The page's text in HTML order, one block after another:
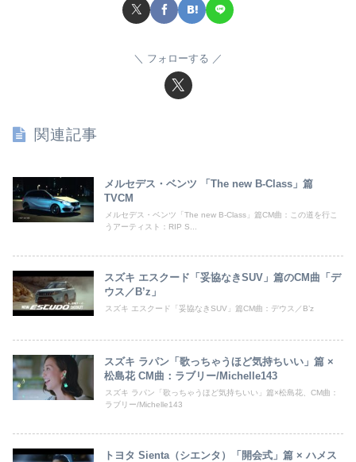
フォローする
関連記事
メルセデス・ベンツ 「The new B-Class」篇
TVCM
メルセデス・ベンツ「The new B-Class」篇CM曲：この道を行こ
うアーティスト：RIP S...
スズキ エスクード「妥協なきSUV」篇のCM曲「デ
ウス／B’z」
スズキ エスクード「妥協なきSUV」篇CM曲：デウス／B’z
スズキ ラパン「歌っちゃうほど気持ちいい」篇 ×
松島花 CM曲：ラブリー/Michelle143
スズキ ラパン「歌っちゃうほど気持ちいい」篇×松島花、CM曲：
ラブリー/Michelle143
トヨタ Sienta（シエンタ）「開会式」篇 × ハメス